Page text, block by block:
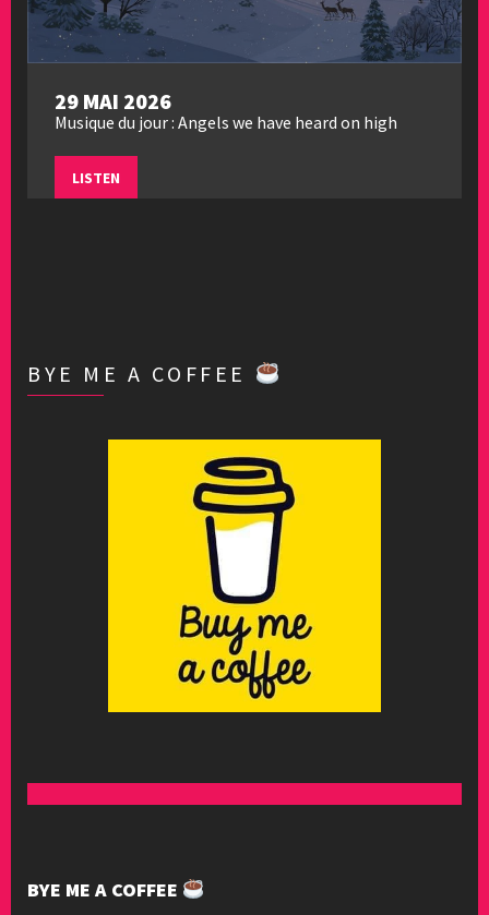
29 MAI 2026
Musique du jour : Angels we have heard on high
LISTEN
BYE ME A COFFEE
BYE ME A COFFEE